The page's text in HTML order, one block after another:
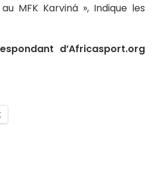
MFK Karviná », Indique les
d’Africasport.org